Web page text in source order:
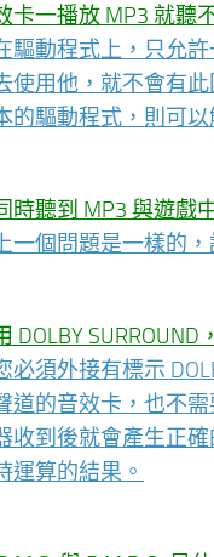
卡一播放 MP3 就聽
驅動程式上，只允
使用他，就不會有
的驅動程式，則可以
時聽到 MP3 與遊戲
一個問題是一樣的
DOLBY SURROUND
須外接有標示
道的音效卡，也不需
收到後就會產生正確
運算的結果。